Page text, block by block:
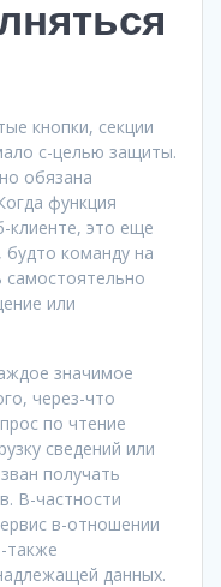
кнопки, секции
с-целью защиты.
обязана
функция
клиенте, это еще
будто команду на
самостоятельно
или
значимое
через-что
по чтение
сведений или
получать
В-частности
в-отношении
также
данных.